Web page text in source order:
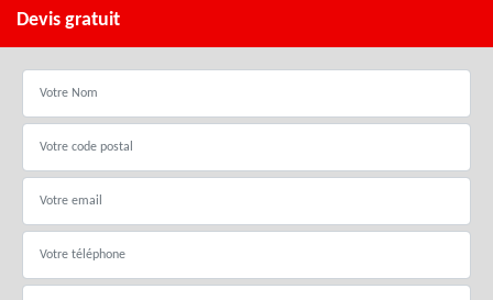
Devis gratuit